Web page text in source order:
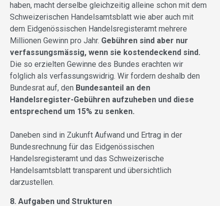
haben, macht derselbe gleichzeitig alleine schon mit dem
Schweizerischen Handelsamtsblatt wie aber auch mit
dem Eidgenössischen Handelsregisteramt mehrere
Millionen Gewinn pro Jahr. Gebühren sind aber nur
verfassungsmässig, wenn sie kostendeckend sind.
Die so erzielten Gewinne des Bundes erachten wir
folglich als verfassungswidrig. Wir fordern deshalb den
Bundesrat auf, den Bundesanteil an den
Handelsregister-Gebühren aufzuheben und diese
entsprechend um 15% zu senken.
Daneben sind in Zukunft Aufwand und Ertrag in der
Bundesrechnung für das Eidgenössischen
Handelsregisteramt und das Schweizerische
Handelsamtsblatt transparent und übersichtlich
darzustellen.
8. Aufgaben und Strukturen